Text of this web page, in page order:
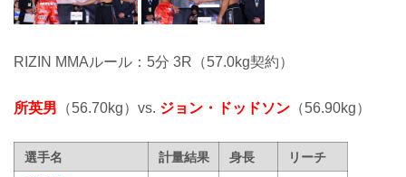
RIZIN MMAルール：5分 3R（57.0kg契約）
所英男 （56.70kg）vs. ジョン・ドッドソン （56.90kg）
選手名 計量結果 身長
リーチ